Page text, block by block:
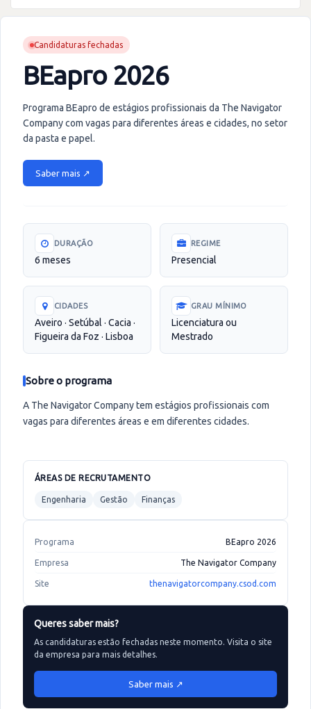
Candidaturas fechadas
BEapro 2026
Programa BEapro de estágios profissionais da The Navigator
Company com vagas para diferentes áreas e cidades, no setor
da pasta e papel.
Saber mais ↗
DURAÇÃO
6 meses
REGIME
Presencial
CIDADES
Aveiro · Setúbal · Cacia ·
Figueira da Foz · Lisboa
GRAU MÍNIMO
Licenciatura ou
Mestrado
Sobre o programa
A The Navigator Company tem estágios profissionais com
vagas para diferentes áreas e em diferentes cidades.
ÁREAS DE RECRUTAMENTO
Engenharia Gestão Finanças
Programa BEapro 2026
Empresa The Navigator Company
Site thenavigatorcompany.csod.com
Queres saber mais?
As candidaturas estão fechadas neste momento. Visita o site
da empresa para mais detalhes.
Saber mais ↗